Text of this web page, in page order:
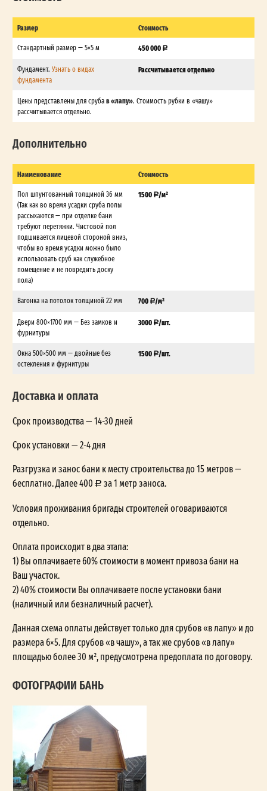
Размер Стоимость
Стандартный размер — 5×5 м 450 000
Фундамент. Узнать о видах
фундамента
Рассчитывается отдельно
Цены представлены для срубав «лапу». Стоимость рубки в «чашу»
рассчитывается отдельно.
Дополнительно
Наименование Стоимость
Пол шпунтованный толщиной 36 мм
(Так как во время усадки сруба полы
рассыхаются — при отделке бани
требуют перетяжки. Чистовой пол
подшивается лицевой стороной вниз,
чтобы во время усадки можно было
использовать сруб как служебное
помещение и не повредить доску
пола)
1500 /м²
Вагонка на потолок толщиной 22 мм 700 /м²
Двери 800×1700 мм — Без замков и
фурнитуры
3000 /шт.
Окна 500×500 мм — двойные без
остекления и фурнитуры
1500 /шт.
Доставка и оплата
Срок производства — 14-30 дней
Срок установки — 2-4 дня
Разгрузка и занос бани к месту строительства до 15 метров —
бесплатно. Далее 400
за 1 метр заноса.
Условия проживания бригады строителей оговариваются
отдельно.
Оплата происходит в два этапа:
1) Вы оплачиваете 60% стоимости в момент привоза бани на
Ваш участок.
2) 40% стоимости Вы оплачиваете после установки бани
(наличный или безналичный расчет).
Данная схема оплаты действует только для срубов «в лапу» и до
размера 6×5. Для срубов «в чашу», а так же срубов «в лапу»
площадью более 30 м², предусмотрена предоплата по договору.
ФОТОГРАФИИ БАНЬ